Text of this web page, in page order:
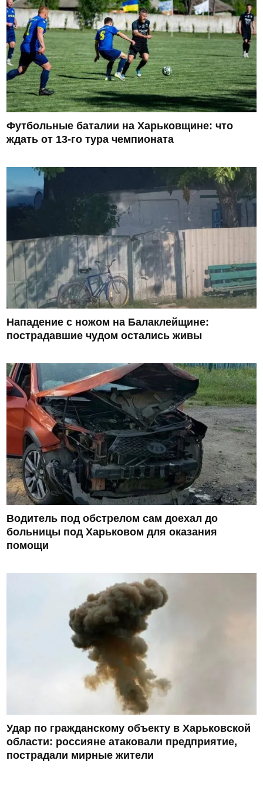
Футбольные баталии на Харьковщине: что
ждать от 13-го тура чемпионата
Нападение с ножом на Балаклейщине:
пострадавшие чудом остались живы
Водитель под обстрелом сам доехал до
больницы под Харьковом для оказания
помощи
Удар по гражданскому объекту в Харьковской
области: россияне атаковали предприятие,
пострадали мирные жители